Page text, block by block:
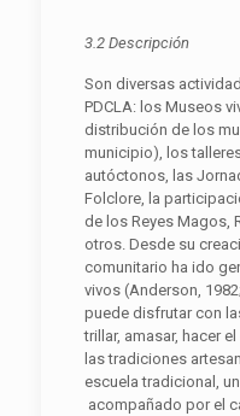
3.2 Descripción
Son diversas
PDCLA: los Museos
distribución de los
municipio), los
autóctonos, las
Folclore, la
de los Reyes Magos,
otros. Desde su
comunitario ha ido
vivos (Anderson,
puede disfrutar con
trillar, amasar, hacer
las tradiciones
escuela tradicional,
acompañado por el